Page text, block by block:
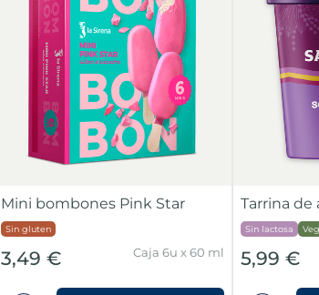
Mini bombones Pink Star
Sin gluten
3,49 € Caja 6u x 60 ml
Tarrina de
Sin lactosa
5,99 €